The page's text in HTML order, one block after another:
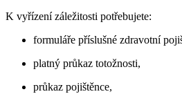
K vyřízení záležitosti potřebujete:
formuláře příslušné zdravotní
platný průkaz totožnosti,
průkaz pojištěnce,